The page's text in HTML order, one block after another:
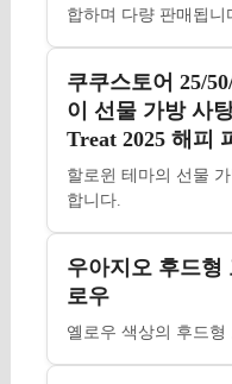
합하며 다량 판매됩니
쿠쿠스토어 25/
이 선물 가방 사
Treat 2025 해피
할로윈 테마의 선물
합니다.
우아지오 후드형
로우
옐로우 색상의 후드형